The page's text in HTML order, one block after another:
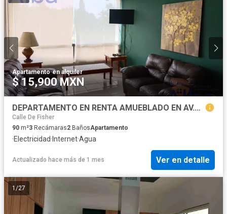
Apartamento·en alquiler
$ 15,900 MXN
DEPARTAMENTO EN RENTA AMUEBLADO EN AV.PASEO DE OJOCALIENTE
Calle De Fisher
90 m²3 Recámaras2 BañosApartamento
·Electricidad· Internet·Agua
Actualizado hace más de 1 mes Ver en detalle
1/27